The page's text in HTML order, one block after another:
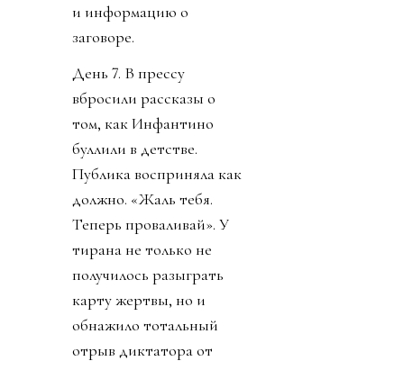
и информацию о
заговоре.
День 7. В прессу
вбросили рассказы о
том, как Инфантино
буллили в детстве.
Публика восприняла как
должно. «Жаль тебя.
Теперь проваливай». У
тирана не только не
получилось разыграть
карту жертвы, но и
обнажило тотальный
отрыв диктатора от